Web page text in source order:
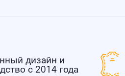
дизайн и
с 2014 года